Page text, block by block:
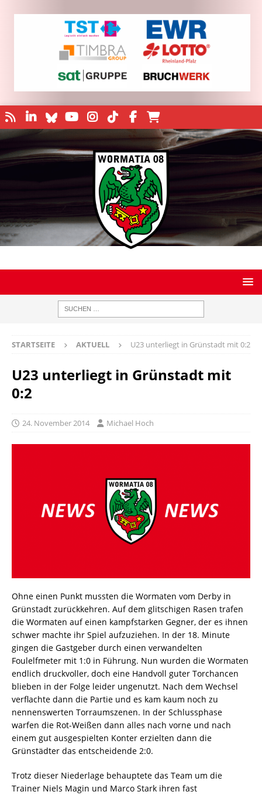
STARTSEITE AKTUELL U23 unterliegt in Grünstadt mit 0:2
U23 unterliegt in Grünstadt mit
0:2
24. November 2014 Michael Hoch
Ohne einen Punkt mussten die Wormaten vom Derby in
Grünstadt zurückkehren. Auf dem glitschigen Rasen trafen
die Wormaten auf einen kampfstarken Gegner, der es ihnen
schwer machte ihr Spiel aufzuziehen. In der 18. Minute
gingen die Gastgeber durch einen verwandelten
Foulelfmeter mit 1:0 in Führung. Nun wurden die Wormaten
endlich druckvoller, doch eine Handvoll guter Torchancen
blieben in der Folge leider ungenutzt. Nach dem Wechsel
verflachte dann die Partie und es kam kaum noch zu
nennenswerten Torraumszenen. In der Schlussphase
warfen die Rot-Weißen dann alles nach vorne und nach
einem gut ausgespielten Konter erzielten dann die
Grünstädter das entscheidende 2:0.
Trotz dieser Niederlage behauptete das Team um die
Trainer Niels Magin und Marco Stark ihren fast